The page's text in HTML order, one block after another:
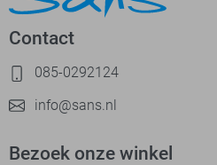
Contact
085-0292124
info@sans.nl
Bezoek onze winkel